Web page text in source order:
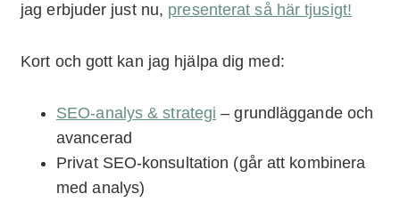
jag erbjuder just nu, presenterat så här tjusigt!
Kort och gott kan jag hjälpa dig med:
SEO-analys & strategi – grundläggande och
avancerad
Privat SEO-konsultation (går att kombinera
med analys)